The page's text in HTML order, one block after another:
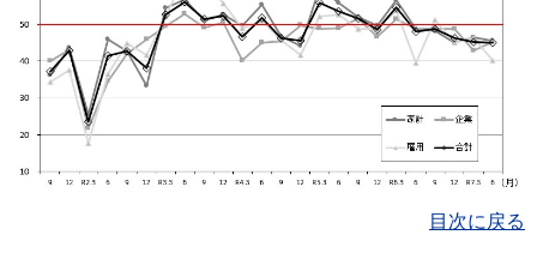
目次に戻る